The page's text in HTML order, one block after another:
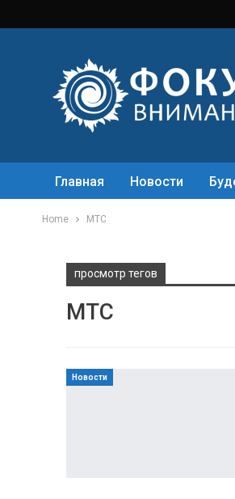
Главная Новости
Home МТС
просмотр тегов
МТС
Новости